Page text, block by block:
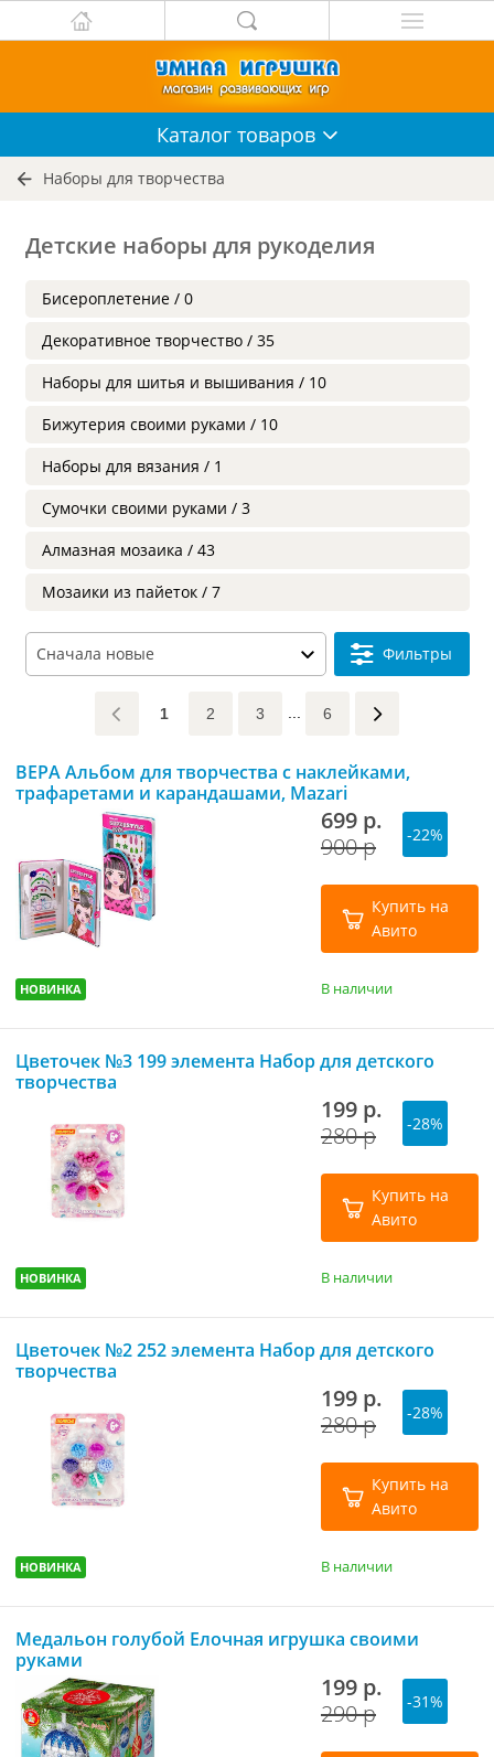
Каталог товаров
Наборы для творчества
Детские наборы для рукоделия
Бисероплетение / 0
Декоративное творчество / 35
Наборы для шитья и вышивания / 10
Бижутерия своими руками / 10
Наборы для вязания / 1
Сумочки своими руками / 3
Алмазная мозаика / 43
Мозаики из пайеток / 7
Фильтры
1 2 3 6
НОВИНКА
ВЕРА Альбом для творчества с наклейками,
трафаретами и карандашами, Mazari
699 р.
900 р
-22%
Купить на
Авито
В наличии
НОВИНКА
Цветочек №3 199 элемента Набор для детского
творчества
199 р.
280 р
-28%
Купить на
Авито
В наличии
НОВИНКА
Цветочек №2 252 элемента Набор для детского
творчества
199 р.
280 р
-28%
Купить на
Авито
В наличии
Медальон голубой Елочная игрушка своими
руками
199 р.
290 р
-31%